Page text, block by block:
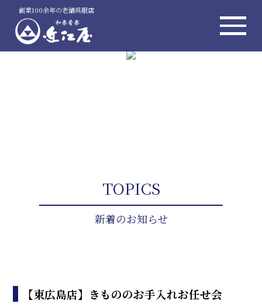
創業100余年の老舗呉服店
TOPICS
新着のお知らせ
【東広島店】きもののお手入れお任せ会